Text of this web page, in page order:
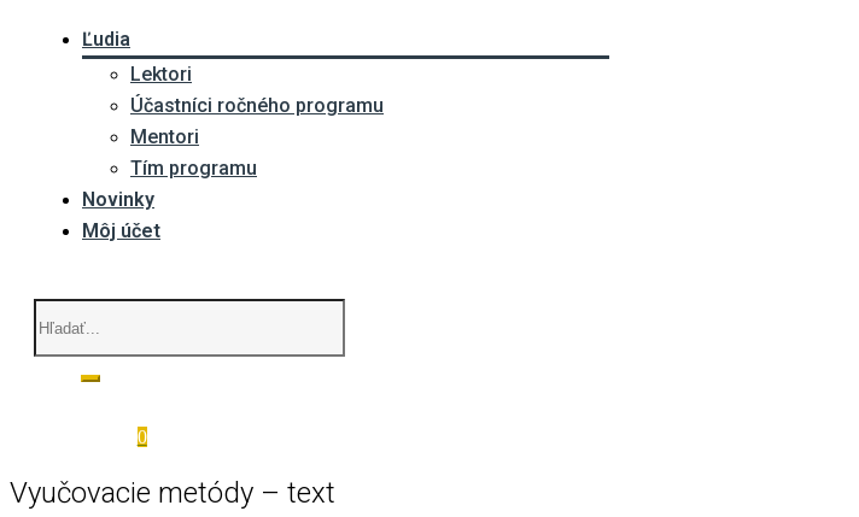
Ľudia
Lektori
Účastníci ročného programu
Mentori
Tím programu
Novinky
Môj účet
0
Vyučovacie metódy – text